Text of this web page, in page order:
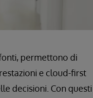
permettono di
e cloud-first
decisioni. Con questi